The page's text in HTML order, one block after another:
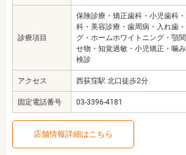
診療項目
保険診療・矯正歯科・小児歯科
科・美容診療・歯周病・入れ歯
グ・ホームホワイトニング・顎
せ物・知覚過敏・小児矯正・噛
検診
アクセス 西荻窪駅 北口徒歩2分
固定電話番号 03-3396-4181
店舗情報詳細はこちら